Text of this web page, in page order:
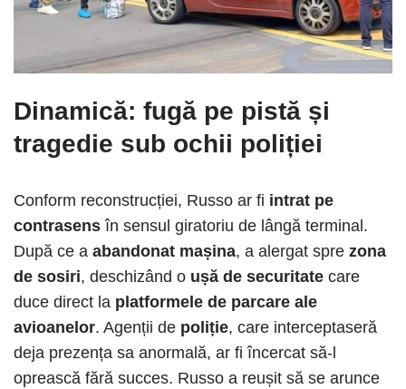
Dinamică: fugă pe pistă și
tragedie sub ochii poliției
Conform reconstrucției, Russo ar fi intrat pe
contrasens în sensul giratoriu de lângă terminal.
După ce a abandonat mașina, a alergat spre zona
de sosiri, deschizând o ușă de securitate care
duce direct la platformele de parcare ale
avioanelor. Agenții de poliție, care interceptaseră
deja prezența sa anormală, ar fi încercat să-l
oprească fără succes. Russo a reușit să se arunce